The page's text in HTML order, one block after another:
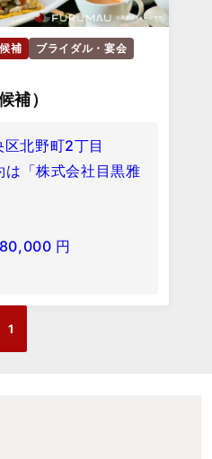
補 ブライダル・宴会
補）
北野町2丁目
「株式会社目黒雅
円
1